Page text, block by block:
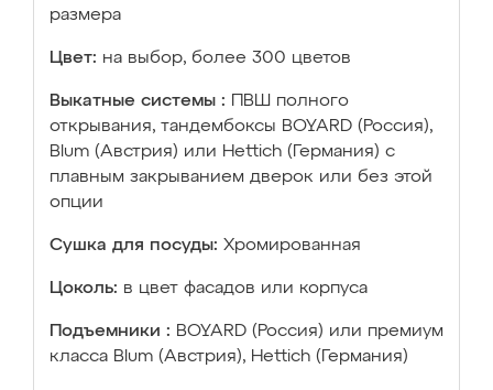
размера
Цвет: на выбор, более 300 цветов
Выкатные системы :
ПВШ полного
открывания, тандембоксы BOYARD (Россия),
Blum (Австрия) или Hettich (Германия) с
плавным закрыванием дверок или без этой
опции
Сушка для посуды: Хромированная
Цоколь: в цвет фасадов или корпуса
Подъемники : BOYARD (Россия) или премиум
класса Blum (Австрия), Hettich (Германия)